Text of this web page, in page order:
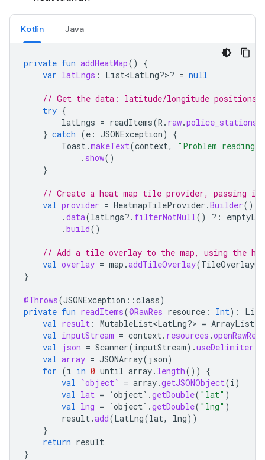
Kotlin Java
private fun addHeatMap()
{
var latLngs : List<LatLng?>? = null
// Get the data: latitude/longitude positions
try {
latLngs = readItems(R . raw.police_stations
} catch (e : JSONException)
{
Toast.makeText(context,
"Problem
. show()
}
// Create a heat map tile provider, passing
val provider = HeatmapTileProvider .Builder()
.data(latLngs?. filterNotNull() ?:
.build()
// Add a tile overlay to the map, using the
val overlay = map .addTileOverlay(
}
@Throws(JSONException ::class)
private fun readItems(@RawRes resource : Int):
val result : MutableList<LatLng?> = ArrayList
val inputStream = context. resources .
val json = Scanner(inputStream).useDelimiter
val array = JSONArray( json)
for (i in 0 until array. length())
{
val
`object` = array.getJSONObject(i)
val lat = `object` .getDouble( "lat" )
val lng = `object` .getDouble( "lng" )
result.add(LatLng(lat, lng))
}
return result
}